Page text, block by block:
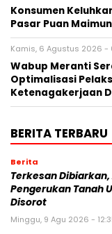
Konsumen
Pasar Puan Maimun
Kamis, 6 Agustus 2026 -
Wabup Meranti
Optimalisasi
Ketenagakerjaan
BERITA TERBARU
Berita
Terkesan
Pengerukan Tanah
Disorot
Minggu, 9 Agu 2026 -